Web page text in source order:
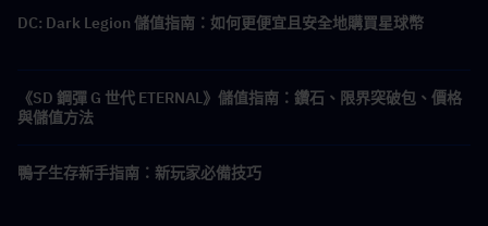
DC: Dark Legion 儲值指南：如何更便宜且安全地購買星球幣
《SD 鋼彈 G 世代 ETERNAL》儲值指南：鑽石、限界突破包、價格
與儲值方法
鴨子生存新手指南：新玩家必備技巧